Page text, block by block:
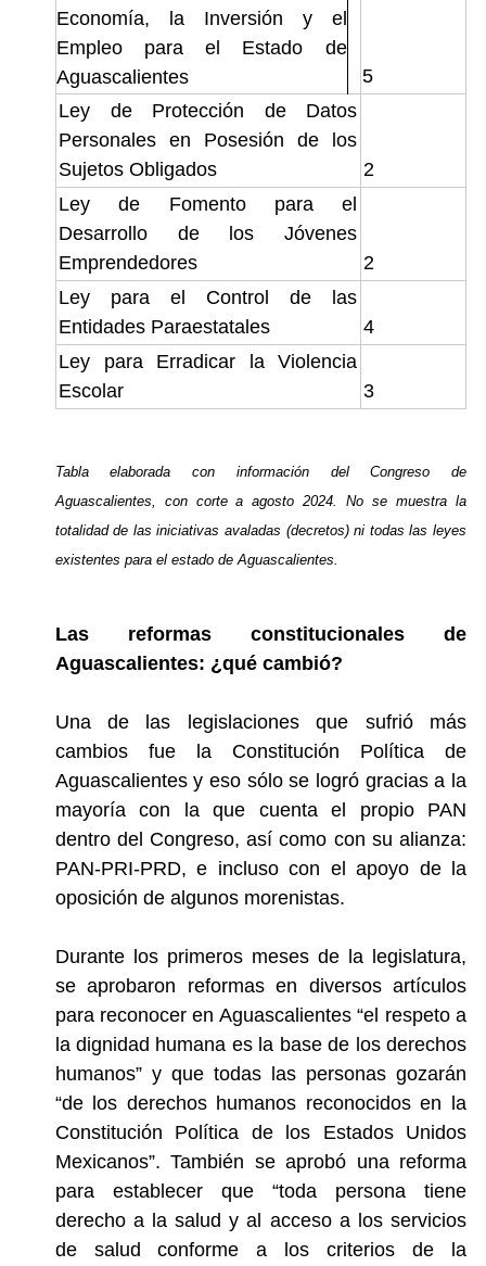
Economía, la Inversión y el
Empleo para el Estado de
Aguascalientes
5
Ley de Protección de Datos
Personales en Posesión de los
Sujetos Obligados
2
Ley de Fomento para el
Desarrollo de los Jóvenes
Emprendedores
2
Ley para el Control de las
Entidades Paraestatales
4
Ley para Erradicar la Violencia
Escolar
3
Tabla elaborada con información del Congreso de
Aguascalientes, con corte a agosto 2024.
No se muestra la
totalidad de las iniciativas avaladas (decretos) ni todas las leyes
existentes para el estado de Aguascalientes.
Las reformas constitucionales de
Aguascalientes: ¿qué cambió?
Una de las legislaciones que sufrió más
cambios fue la Constitución Política de
Aguascalientes y eso sólo se logró gracias a la
mayoría con la que cuenta el propio PAN
dentro del Congreso, así como con su alianza:
PAN-PRI-PRD, e incluso con el apoyo de la
oposición de algunos morenistas.
Durante los primeros meses de la legislatura,
se aprobaron reformas en diversos artículos
para reconocer en Aguascalientes “el respeto a
la dignidad humana es la base de los derechos
humanos” y que todas las personas gozarán
“de los derechos humanos reconocidos en la
Constitución Política de los Estados Unidos
Mexicanos”. También se aprobó una reforma
para establecer que “toda persona tiene
derecho a la salud y al acceso a los servicios
de salud conforme a los criterios de la